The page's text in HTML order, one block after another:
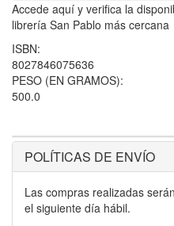
Accede aquí y verifica la
librería San Pablo más cercana
ISBN:
8027846075636
PESO (EN GRAMOS):
500.0
POLÍTICAS DE ENVÍO
Las compras realizadas
el siguiente día hábil.